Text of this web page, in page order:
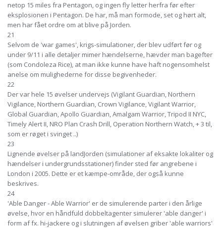
netop 15 miles fra Pentagon, og ingen fly letter herfra før efter
eksplosionen i Pentagon. De har, må man formode, set og hørt alt,
men har fået ordre om at blive på Jorden.
21
Selvom de 'war games', krigs-simulationer, der blev udført før og
under 9/11 i alle detaljer mimer hændelserne, hævder man bagefter
(som Condoleza Rice), at man ikke kunne have haft nogensomhelst
anelse om mulighederne for disse begivenheder.
22
Der var hele 15 øvelser undervejs (Vigilant Guardian, Northern
Vigilance, Northern Guardian, Crown Vigilance, Vigilant Warrior,
Global Guardian, Apollo Guardian, Amalgam Warrior, Tripod II NYC,
Timely Alert II, NRO Plan Crash Drill, Operation Northern Watch, + 3 til,
som er røget i svinget ..)
23
Lignende øvelser på landJorden (simulationer af eksakte lokaliter og
hændelser i undergrundsstationer) finder sted før angrebene i
London i 2005. Dette er et kæmpe-område, der også kunne
beskrives.
24
'Able Danger - Able Warrior' er de simulerende parter i den årlige
øvelse, hvor en håndfuld dobbeltagenter simulerer 'able danger' i
form af fx. hi-jackere og i slutningen af øvelsen griber 'able warriors'